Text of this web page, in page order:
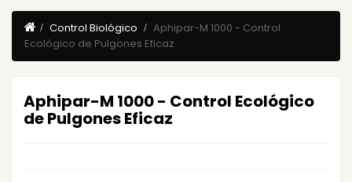
Control Biológico
Aphipar-M 1000 - Control
Ecológico de Pulgones Eficaz
Aphipar-M 1000 - Control Ecológico
de Pulgones Eficaz